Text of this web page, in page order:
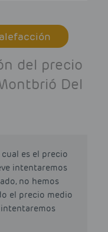
del precio
Del
es el precio
intentaremos
no hemos
el precio medio